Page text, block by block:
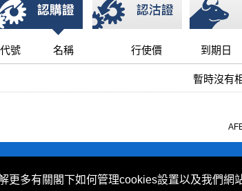
代號 名稱 行使價 到期日
暫時沒有
多有關閣下如何管理cookies設置以及我們網
(Hong Kong) Limited 提供。